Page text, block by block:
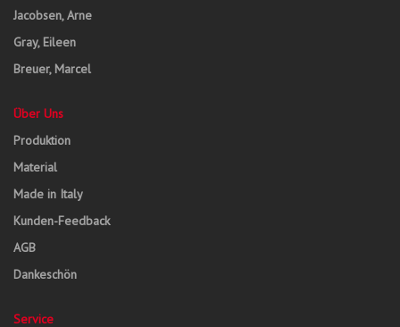
Jacobsen, Arne
Gray, Eileen
Breuer, Marcel
Über Uns
Produktion
Material
Made in Italy
Kunden-Feedback
AGB
Dankeschön
Service